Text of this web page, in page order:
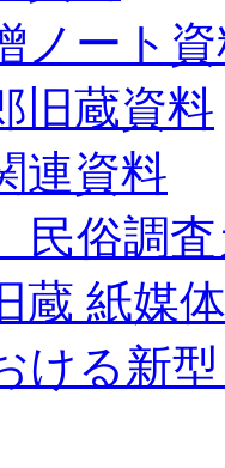
ノート
旧蔵資料
連資料
俗調査
蔵 紙媒
ける新